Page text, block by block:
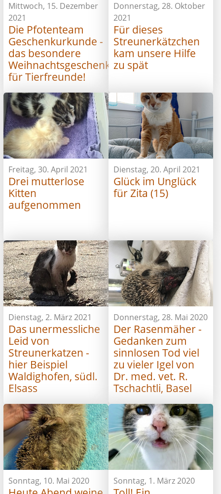
Mittwoch, 15. Dezember
2021
Die Pfotenteam
Geschenkurkunde -
das besondere
Weihnachtsgeschenk
für Tierfreunde!
Donnerstag, 28. Oktober
2021
Für dieses
Streunerkätzchen
kam unsere Hilfe
zu spät
Freitag, 30. April 2021
Drei mutterlose
Kitten
aufgenommen
Dienstag, 20. April 2021
Glück im Unglück
für Zita (15)
Dienstag, 2. März 2021
Das unermessliche
Leid von
Streunerkatzen -
hier Beispiel
Waldighofen, südl.
Elsass
Donnerstag, 28. Mai 2020
Der Rasenmäher -
Gedanken zum
sinnlosen Tod viel
zu vieler Igel von
Dr. med. vet. R.
Tschachtli, Basel
Sonntag, 10. Mai 2020 Sonntag, 1. März 2020